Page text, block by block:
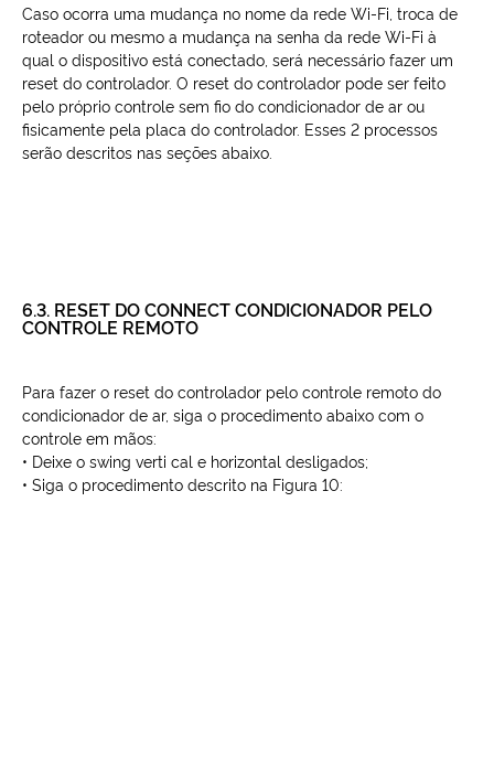
Caso ocorra uma mudança no nome da rede Wi-Fi, troca de
roteador ou mesmo a mudança na senha da rede Wi-Fi à
qual o dispositivo está conectado, será necessário fazer um
reset do controlador. O reset do controlador pode ser feito
pelo próprio controle sem fio do condicionador de ar ou
fisicamente pela placa do controlador. Esses 2 processos
serão descritos nas seções abaixo.
6.3. RESET DO CONNECT CONDICIONADOR PELO
CONTROLE REMOTO
Para fazer o reset do controlador pelo controle remoto do
condicionador de ar, siga o procedimento abaixo com o
controle em mãos:
• Deixe o swing verti cal e horizontal desligados;
• Siga o procedimento descrito na Figura 10: